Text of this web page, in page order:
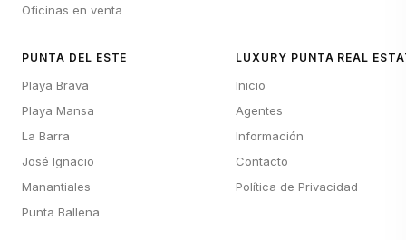
Oficinas en venta
PUNTA DEL ESTE
Playa Brava
Playa Mansa
La Barra
José Ignacio
Manantiales
Punta Ballena
LUXURY PUNTA REAL
Inicio
Agentes
Información
Contacto
Política de Privacidad